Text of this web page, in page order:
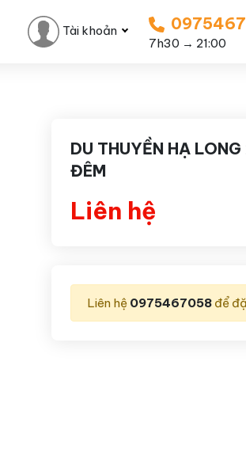
Tài khoản
7h30 → 21:00
DU THUYỀN HẠ LONG
ĐÊM
Liên hệ
Liên hệ 0975467058 để